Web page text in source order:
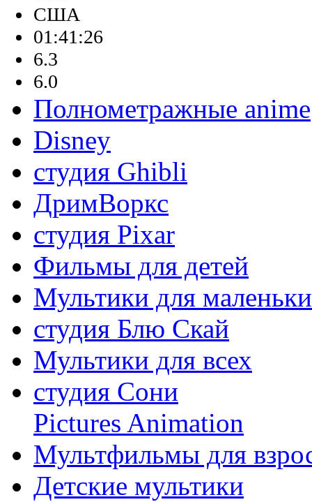
США
01:41:26
6.3
6.0
Полнометражные anime
Disney
студия Ghibli
ДримВоркс
студия Pixar
Фильмы для детей
Мультики для
студия Блю Скай
Мультики для всех
студия Сони
Pictures Animation
Мультфильмы для
Детские мультики